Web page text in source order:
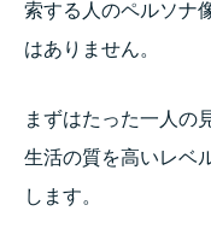
索する人のペルソナ
はありません。
まずはたった一人の
生活の質を高いレベ
します。